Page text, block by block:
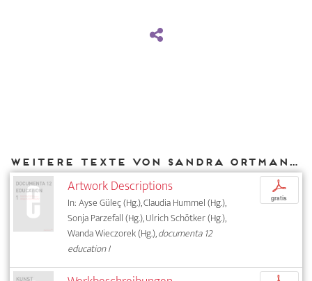
Weitere Texte von Sandra Ortmann bei DIAPHANES
Artwork Descriptions
In: Ayse Güleç (Hg.), Claudia Hummel (Hg.),
Sonja Parzefall (Hg.), Ulrich Schötker (Hg.),
Wanda Wieczorek (Hg.),documenta 12
education I
p
gratis